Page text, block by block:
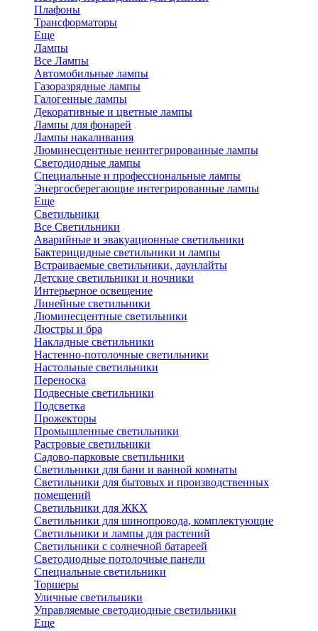
Плафоны
Трансформаторы
Еще
Лампы
Все Лампы
Автомобильные лампы
Газоразрядные лампы
Галогенные лампы
Декоративные и цветные лампы
Лампы для фонарей
Лампы накаливания
Люминесцентные неинтегрированные лампы
Светодиодные лампы
Специальные и профессиональные лампы
Энергосберегающие интегрированные лампы
Еще
Светильники
Все Светильники
Аварийные и эвакуационные светильники
Бактерицидные светильники и лампы
Встраиваемые светильники, даунлайты
Детские светильники и ночники
Интерьерное освещение
Линейные светильники
Люминесцентные светильники
Люстры и бра
Накладные светильники
Настенно-потолочные светильники
Настольные светильники
Переноска
Подвесные светильники
Подсветка
Прожекторы
Промышленные светильники
Растровые светильники
Садово-парковые светильники
Светильники для бани и ванной комнаты
Светильники для бытовых и производственных
помещений
Светильники для ЖКХ
Светильники для шинопровода, комплектующие
Светильники и лампы для растений
Светильники с солнечной батареей
Светодиодные потолочные панели
Специальные светильники
Торшеры
Уличные светильники
Управляемые светодиодные светильники
Еще